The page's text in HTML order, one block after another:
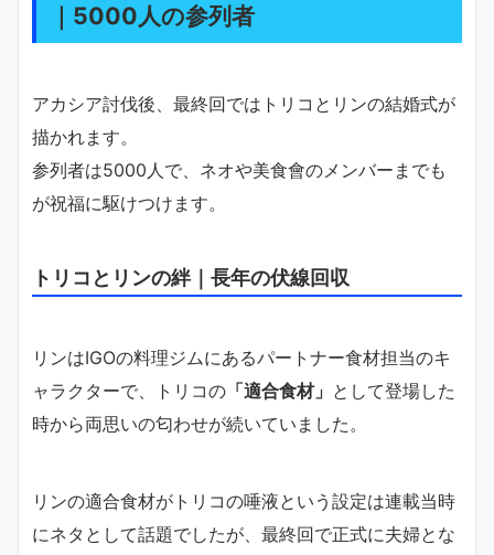
｜5000人の参列者
アカシア討伐後、最終回ではトリコとリンの結婚式が
描かれます。
参列者は5000人で、ネオや美食會のメンバーまでも
が祝福に駆けつけます。
トリコとリンの絆｜長年の伏線回収
リンはIGOの料理ジムにあるパートナー食材担当のキ
ャラクターで、トリコの 「適合食材」 として登場した
時から両思いの匂わせが続いていました。
リンの適合食材がトリコの唾液という設定は連載当時
にネタとして話題でしたが、最終回で正式に夫婦とな